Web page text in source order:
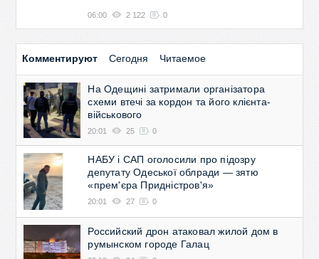
06:00 2 122 0
Комментируют Сегодня Читаемое
На Одещині затримали організатора
схеми втечі за кордон та його клієнта-
військового
20:01 25 0
НАБУ і САП оголосили про підозру
депутату Одеської облради — зятю
«прем'єра Придністров'я»
20:01 27 0
Российский дрон атаковал жилой дом в
румынском городе Галац